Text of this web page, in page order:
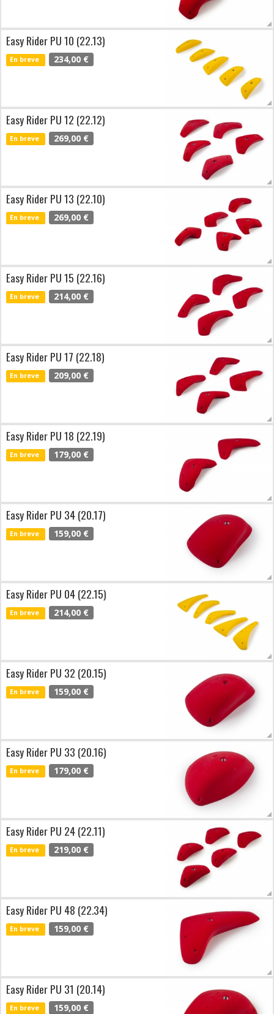
Easy Rider PU 10 (22.13)
En breve 234,00 €
Easy Rider PU 12 (22.12)
En breve 269,00 €
Easy Rider PU 13 (22.10)
En breve 269,00 €
Easy Rider PU 15 (22.16)
En breve 214,00 €
Easy Rider PU 17 (22.18)
En breve 209,00 €
Easy Rider PU 18 (22.19)
En breve 179,00 €
Easy Rider PU 34 (20.17)
En breve 159,00 €
Easy Rider PU 04 (22.15)
En breve 214,00 €
Easy Rider PU 32 (20.15)
En breve 159,00 €
Easy Rider PU 33 (20.16)
En breve 179,00 €
Easy Rider PU 24 (22.11)
En breve 219,00 €
Easy Rider PU 48 (22.34)
En breve 159,00 €
Easy Rider PU 31 (20.14)
En breve 159,00 €